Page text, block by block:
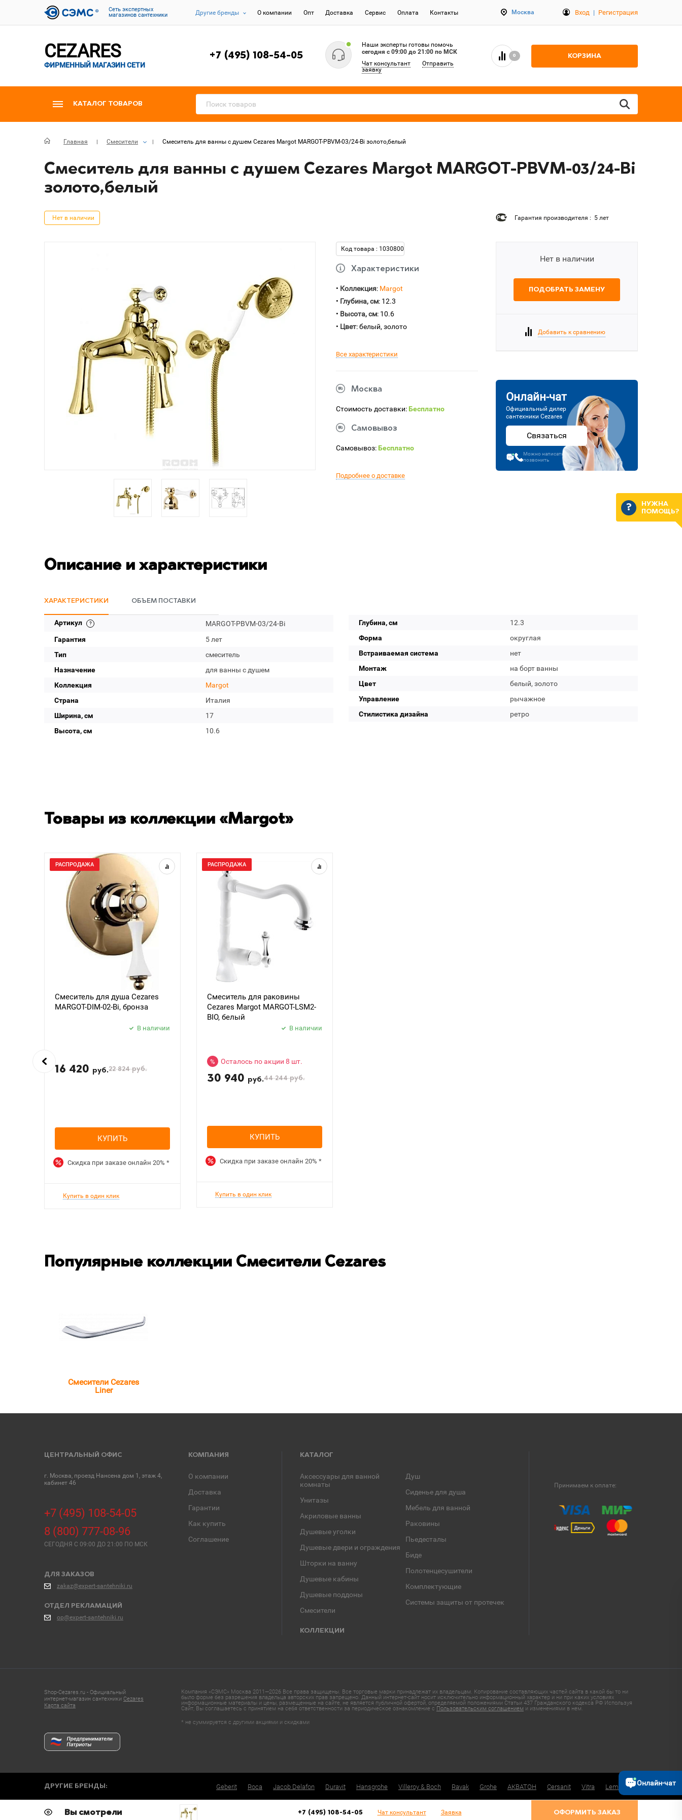
Cеть экспертных
магазинов сантехники
Другие бренды О компании Опт Доставка Сервис Оплата Контакты Москва Вход | Регистрация
CEZARES
ФИРМЕННЫЙ МАГАЗИН СЕТИ
+7 (495) 108-54-05
Наши эксперты готовы помочь
сегодня c 09:00 до 21:00 по МСК
Чат консультант
Отправить
заявку
0 КОРЗИНА
КАТАЛОГ ТОВАРОВ
Главная Смесители Смеситель для ванны с душем Cezares Margot MARGOT-PBVM-03/24-Bi золото,белый
Смеситель для ванны с душем Cezares Margot MARGOT-PBVM-03/24-Bi
золото,белый
Нет в наличии Гарантия производителя : 5 лет
Код товара : 1030800
Характеристики
• Коллекция: Margot
• Глубина, см: 12.3
• Высота, см: 10.6
• Цвет: белый, золото
Все характеристики
Москва
Стоимость доставки:Бесплатно
Самовывоз
Самовывоз:Бесплатно
Подробнее о доставке
Нет в наличии
ПОДОБРАТЬ ЗАМЕНУ
Добавить к сравнению
Онлайн-чат
Официальный дилер
сантехники Cezares
Связаться
Можно написать или
позвонить
Описание и характеристики
ХАРАКТЕРИСТИКИ ОБЪЕМ ПОСТАВКИ
Артикул
MARGOT-PBVM-03/24-Bi
Гарантия
5 лет
Тип
смеситель
Назначение
для ванны с душем
Коллекция
Margot
Страна
Италия
Ширина, см
17
Высота, см
10.6
Глубина, см
12.3
Форма
округлая
Встраиваемая система
нет
Монтаж
на борт ванны
Цвет
белый, золото
Управление
рычажное
Стилистика дизайна
ретро
Товары из коллекции «Margot»
РАСПРОДАЖА
Смеситель для душа Cezares
MARGOT-DIM-02-Bi, бронза
В наличии
16 420 руб.22 824руб.
КУПИТЬ
Скидка при заказе онлайн 20% *
Купить в один клик
РАСПРОДАЖА
Смеситель для раковины
Cezares Margot MARGOT-LSM2-
BIO, белый
В наличии
% Осталось по акции 8 шт.
30 940 руб.44 244руб.
КУПИТЬ
Скидка при заказе онлайн 20% *
Купить в один клик
Популярные коллекции Смесители Cezares
Смесители Cezares
Liner
ЦЕНТРАЛЬНЫЙ ОФИС
г. Москва, проезд Нансена дом 1, этаж 4,
кабинет 46
+7 (495) 108-54-05
8 (800) 777-08-96
СЕГОДНЯ C 09:00 ДО 21:00 ПО МСК
ДЛЯ ЗАКАЗОВ
zakaz@expert-santehniki.ru
ОТДЕЛ РЕКЛАМАЦИЙ
op@expert-santehniki.ru
КОМПАНИЯ
О компании
Доставка
Гарантии
Как купить
Соглашение
КАТАЛОГ
Аксессуары для ванной
комнаты
Унитазы
Акриловые ванны
Душевые уголки
Душевые двери и ограждения
Шторки на ванну
Душевые кабины
Душевые поддоны
Смесители
Душ
Сиденье для душа
Мебель для ванной
Раковины
Пьедесталы
Биде
Полотенцесушители
Комплектующие
Системы защиты от протечек
КОЛЛЕКЦИИ
Принимаем к оплате:
Shop-Cezares.ru - Официальный
интернет-магазин сантехники Cezares
Карта сайта
Компания «СЭМС» Москва 2011—2026 Все права защищены. Все торговые марки принадлежат их владельцам. Копирование составляющих частей сайта в какой бы то ни
было форме без разрешения владельца авторских прав запрещено. Данный интернет-сайт носит исключительно информационный характер и ни при каких условиях
информационные материалы и цены, размещенные на сайте, не является публичной офертой, определяемой положениями Статьи 437 Гражданского кодекса РФ Используя
Сайт, Вы соглашаетесь с принятием на себя ответственности за периодическое ознакомление с Пользовательским соглашением и изменениями в нем.
* не суммируется с другими акциями и скидками
ДРУГИЕ БРЕНДЫ: Geberit Roca Jacob Delafon Duravit Hansgrohe Villeroy & Boch Ravak Grohe АКВАТОН Cersanit Vitra Lemark
Вы смотрели +7 (495) 108-54-05 Чат консультант Заявка ОФОРМИТЬ ЗАКАЗ
НУЖНА
ПОМОЩЬ?
Онлайн-чат